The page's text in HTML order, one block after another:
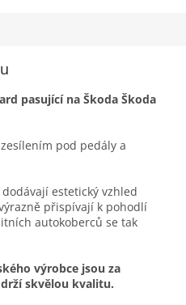
pasující na Škoda Škoda
pod pedály a
estetický vzhled
přispívají k pohodlí
autokoberců se tak
výrobce jsou za
skvělou kvalitu.